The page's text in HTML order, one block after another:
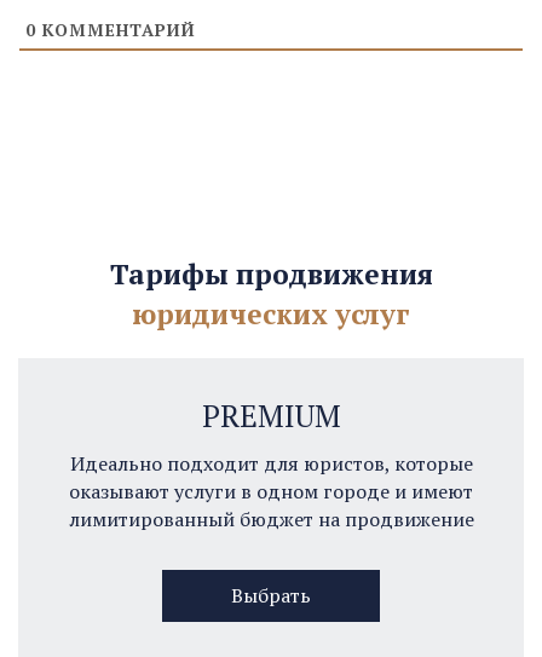
0 КОММЕНТАРИЙ
Тарифы продвижения
юридических услуг
PREMIUM
Идеально подходит для юристов, которые
оказывают услуги в одном городе и имеют
лимитированный бюджет на продвижение
Выбрать